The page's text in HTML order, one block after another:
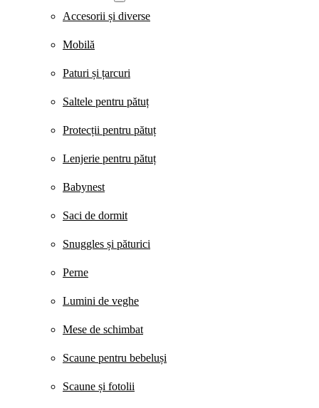
Accesorii și diverse
Mobilă
Paturi și țarcuri
Saltele pentru pătuț
Protecții pentru pătuț
Lenjerie pentru pătuț
Babynest
Saci de dormit
Snuggles și păturici
Perne
Lumini de veghe
Mese de schimbat
Scaune pentru bebeluși
Scaune și fotolii